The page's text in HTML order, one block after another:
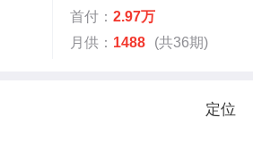
首付： 2.97万
月供： 1488 (共36期)
定位